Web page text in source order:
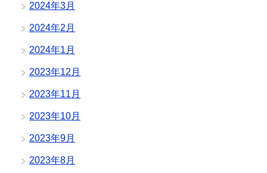
2024年3月
2024年2月
2024年1月
2023年12月
2023年11月
2023年10月
2023年9月
2023年8月